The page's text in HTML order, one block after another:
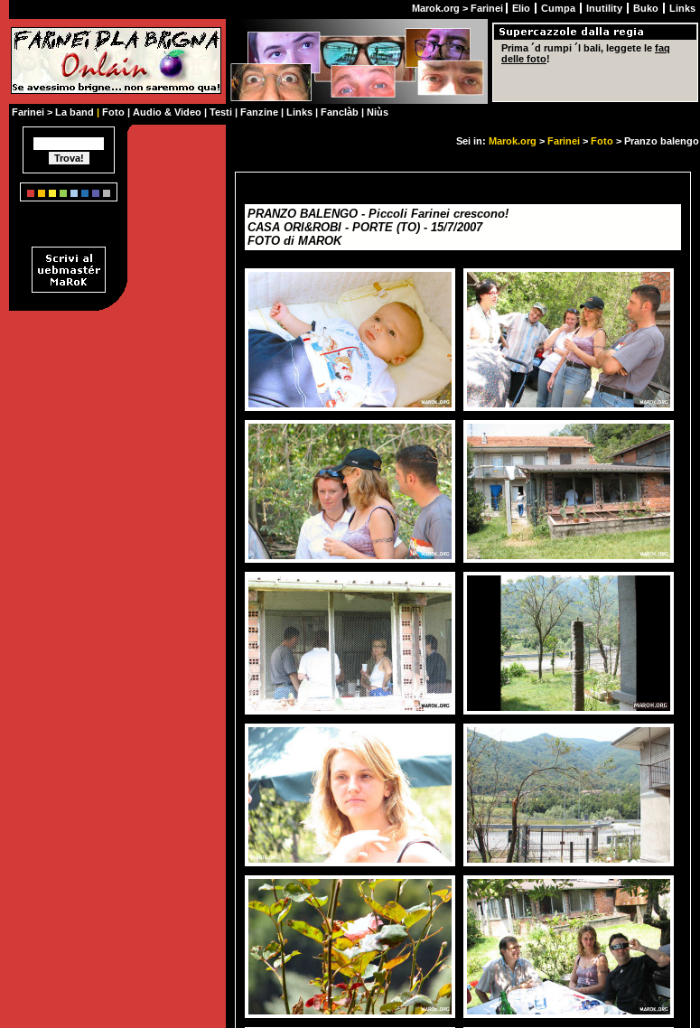
Sei in: Marok.org > Farinei > Foto > Pranzo balengo
Marok.org > Farinei Elio Cumpa Inutility Buko Links
Farinei > La band | Foto | Audio & Video | Testi | Fanzine | Links | Fanclàb | Niùs
Prima ´d rumpi ´l bali, leggete le faq
delle foto!
PRANZO BALENGO - Piccoli Farinei crescono!
CASA ORI&ROBI - PORTE (TO) - 15/7/2007
FOTO di MAROK